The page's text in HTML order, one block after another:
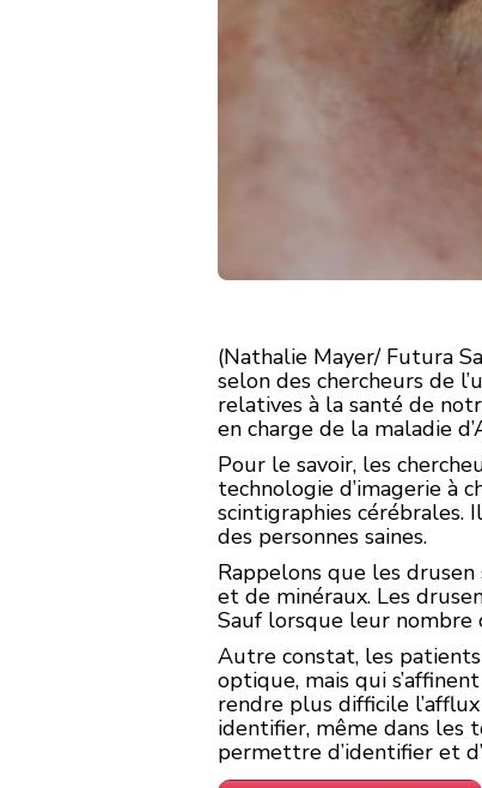
(Nathalie Mayer/ Futura
selon des chercheurs de
relatives à la santé de
en charge de la maladie
Pour le savoir, les
technologie d’imagerie à
scintigraphies cérébrales.
des personnes saines.
Rappelons que les
et de minéraux. Les
Sauf lorsque leur
Autre constat, les
optique, mais qui
rendre plus difficile
identifier, même dans les
permettre d’identifier et